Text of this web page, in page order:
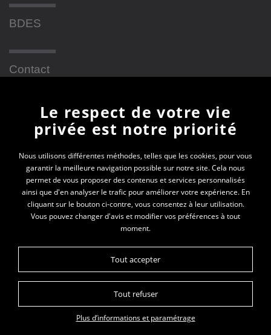
BDES
Contact
Newsletter
En vous inscrivant à la newsletter, vous recevrez
toutes les actualités des PEP 69
Votre e-mail*
Le respect de votre vie
privée est notre priorité
Nous utilisons différentes méthodes, telles que les cookies, pour vous
garantir la meilleure navigation possible sur notre site. Cela nous
permet de vous proposer des contenus et services personnalisés
ainsi que d'en analyser le trafic pour améliorer votre expérience. En
cliquant sur le bouton ci-contre, vous consentez à leur utilisation.
Vous pouvez changer d'avis et modifier vos préférences à tout
moment.
Tout accepter
Tout refuser
Plus d’informations et paramétrage